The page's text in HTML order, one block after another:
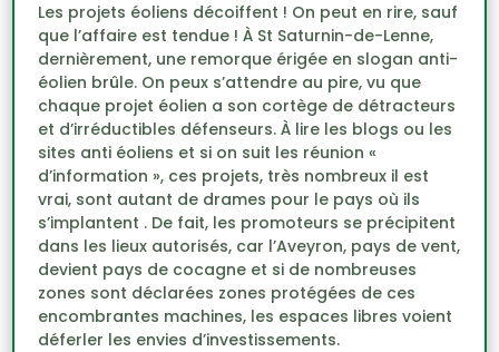
Les projets éoliens décoiffent ! On peut en rire, sauf
que l’affaire est tendue ! À St Saturnin-de-Lenne,
dernièrement, une remorque érigée en slogan anti-
éolien brûle. On peux s’attendre au pire, vu que
chaque projet éolien a son cortège de détracteurs
et d’irréductibles défenseurs. À lire les blogs ou les
sites anti éoliens et si on suit les réunion «
d’information », ces projets, très nombreux il est
vrai, sont autant de drames pour le pays où ils
s’implantent . De fait, les promoteurs se précipitent
dans les lieux autorisés, car l’Aveyron, pays de vent,
devient pays de cocagne et si de nombreuses
zones sont déclarées zones protégées de ces
encombrantes machines, les espaces libres voient
déferler les envies d’investissements.